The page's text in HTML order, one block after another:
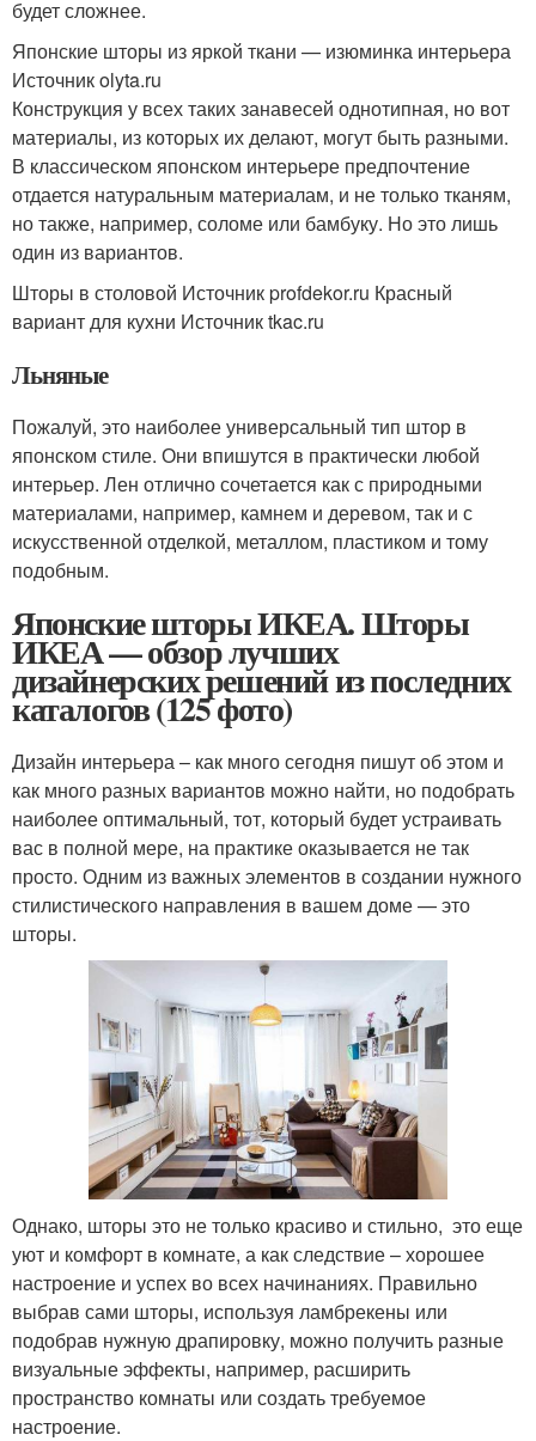
будет сложнее.
Японские шторы из яркой ткани — изюминка интерьера
Источник olyta.ru
Конструкция у всех таких занавесей однотипная, но вот
материалы, из которых их делают, могут быть разными.
В классическом японском интерьере предпочтение
отдается натуральным материалам, и не только тканям,
но также, например, соломе или бамбуку. Но это лишь
один из вариантов.
Шторы в столовой Источник profdekor.ru Красный
вариант для кухни Источник tkac.ru
Льняные
Пожалуй, это наиболее универсальный тип штор в
японском стиле. Они впишутся в практически любой
интерьер. Лен отлично сочетается как с природными
материалами, например, камнем и деревом, так и с
искусственной отделкой, металлом, пластиком и тому
подобным.
Японские шторы ИКЕА. Шторы
ИКЕА — обзор лучших
дизайнерских решений из последних
каталогов (125 фото)
Дизайн интерьера – как много сегодня пишут об этом и
как много разных вариантов можно найти, но подобрать
наиболее оптимальный, тот, который будет устраивать
вас в полной мере, на практике оказывается не так
просто. Одним из важных элементов в создании нужного
стилистического направления в вашем доме — это
шторы.
Однако, шторы это не только красиво и стильно, это еще
уют и комфорт в комнате, а как следствие – хорошее
настроение и успех во всех начинаниях. Правильно
выбрав сами шторы, используя ламбрекены или
подобрав нужную драпировку, можно получить разные
визуальные эффекты, например, расширить
пространство комнаты или создать требуемое
настроение.